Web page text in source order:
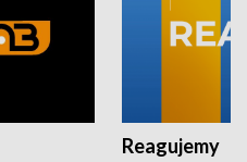
Reagujemy